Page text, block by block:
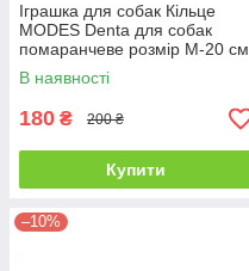
Іграшка для собак Кільце
MODES Denta для собак
помаранчеве розмір М-20 см
В наявності
180 ₴ 200 ₴
Купити
–10%